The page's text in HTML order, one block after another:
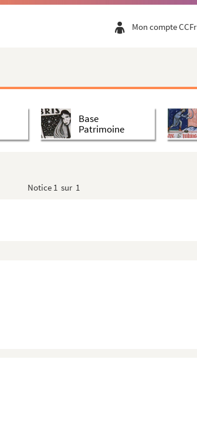
Mon compte CCFr
Base
Patrimoine
Notice 1 sur 1